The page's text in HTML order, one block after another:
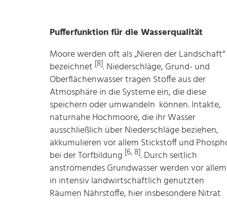
Pufferfunktion für die Wasserqualität
Moore werden oft als „Nieren der Landschaft“
bezeichnet [8]. Niederschläge, Grund- und
Oberflächenwasser tragen Stoffe aus der
Atmosphäre in die Systeme ein, die diese
speichern oder umwandeln können. Intakte,
naturnahe Hochmoore, die ihr Wasser
ausschließlich über Niederschläge beziehen,
akkumulieren vor allem Stickstoff und
bei der Torfbildung [6, 8]. Durch seitlich
anströmendes Grundwasser werden vor allem
in intensiv landwirtschaftlich genutzten
Räumen Nährstoffe, hier insbesondere Nitrat